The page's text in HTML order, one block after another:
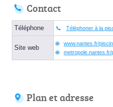
Contact
Téléphone Téléphoner à la
Site web
www.nantes.fr/
metropole.nantes.fr/
Plan et adresse